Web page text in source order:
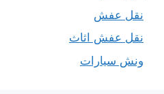
نقل عفش
نقل عفش اثاث
ونش سيارات